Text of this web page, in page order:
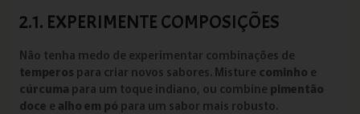
2.1. EXPERIMENTE COMPOSIÇÕES
Não tenha medo de experimentar combinações de
temperos para criar novos sabores. Misture cominho e
cúrcuma para um toque indiano, ou combine pimentão
doce e alho em pó para um sabor mais robusto.